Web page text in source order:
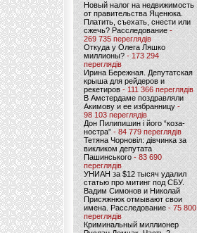
Новый налог на недвижимость
от правительства Яценюка.
Платить, съехать, снести или
сжечь? Расследование-
269 735 переглядів
Откуда у Олега Ляшко
миллионы? - 173 294
переглядів
Ирина Бережная. Депутатская
крыша для рейдеров и
рекетиров - 111 366 переглядів
В Амстердаме поздравляли
Акимову и ее избранницу -
98 103 переглядів
Дон Пилипишин і його “коза-
ностра” - 84 779 переглядів
Тетяна Чорновіл: дівчинка за
викликом депутата
Пашинського- 83 690
переглядів
УНИАН за $12 тысяч удалил
статью про митинг под СБУ.
Вадим Симонов и Николай
Присяжнюк отмывают свои
имена. Расследование - 75 800
переглядів
Криминальный миллионер